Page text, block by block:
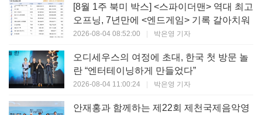
[8월 1주 북미 박스] <스파이더맨> 역대 최고
오프닝, 7년만에 <엔드게임> 기록 갈아치워
2026-08-04 08:52:00 | 박은영 기자
오디세우스의 여정에 초대, 한국 첫 방문 놀
란 “엔터테이닝하게 만들었다”
2026-08-04 11:00:24 | 박은영 기자
안재홍과 함께하는 제22회 제천국제음악영